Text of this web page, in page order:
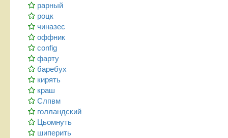
рарный
роцк
чиназес
оффник
config
фарту
баребух
кирять
краш
Слпвм
голландский
Цьомнуть
шиперить